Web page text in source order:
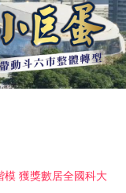
模 獲獎數居全國科大